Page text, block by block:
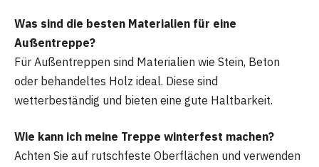
Was sind die besten Materialien für eine
Außentreppe?
Für Außentreppen sind Materialien wie Stein, Beton
oder behandeltes Holz ideal. Diese sind
wetterbeständig und bieten eine gute Haltbarkeit.
Wie kann ich meine Treppe winterfest machen?
Achten Sie auf rutschfeste Oberflächen und verwenden